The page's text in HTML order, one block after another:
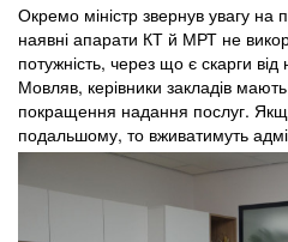
Окремо міністр звернув увагу на
наявні апарати КТ й МРТ не
потужність, через що є скарги
Мовляв, керівники закладів
покращення надання послуг.
подальшому, то вживатимуть